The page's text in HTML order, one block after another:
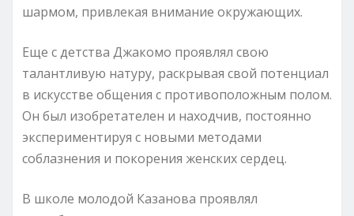
шармом, привлекая внимание окружающих.
Еще с детства Джакомо проявлял свою
талантливую натуру, раскрывая свой потенциал
в искусстве общения с противоположным полом.
Он был изобретателен и находчив, постоянно
экспериментируя с новыми методами
соблазнения и покорения женских сердец.
В школе молодой Казанова проявлял